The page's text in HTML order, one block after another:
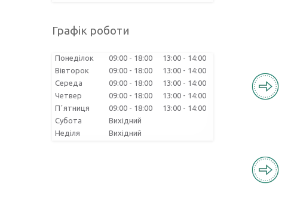
Графік роботи
Понеділок 09:00 18:00 13:00
14:00
Вівторок
09:00 18:00 13:00
14:00
Середа
09:00 18:00 13:00
14:00
Четвер
09:00 18:00 13:00
14:00
Пʼятниця
09:00 18:00 13:00
14:00
Субота
Вихідний
Неділя
Вихідний